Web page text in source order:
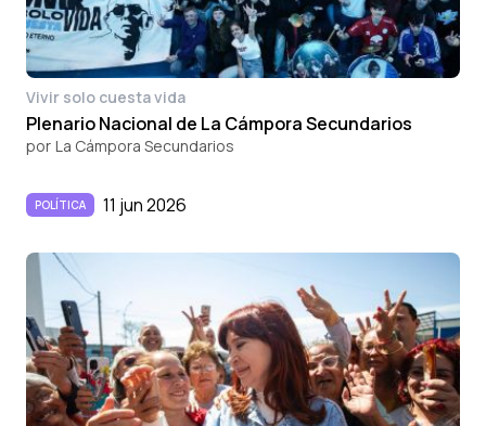
Vivir solo cuesta vida
Plenario Nacional de La Cámpora Secundarios
por La Cámpora Secundarios
POLÍTICA 11 jun 2026